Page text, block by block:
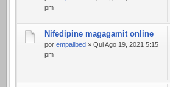
pm
Nifedipine magagamit online
por empallbed » Qui Ago 19, 2021 5:15
pm